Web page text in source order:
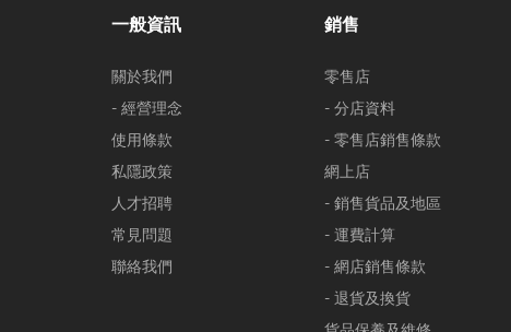
一般資訊
關於我們
- 經營理念
使用條款
私隱政策
人才招聘
常見問題
聯絡我們
銷售
零售店
- 分店資料
- 零售店銷售條款
網上店
- 銷售貨品及地區
- 運費計算
- 網店銷售條款
- 退貨及換貨